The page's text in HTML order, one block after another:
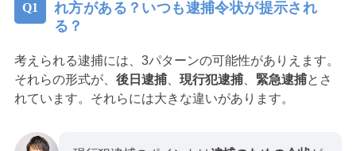
れ方がある？いつも逮捕令状が提示され
る？
考えられる逮捕には、3パターンの可能性がありえます。
それらの形式が、 後日逮捕、 現行犯逮捕、 緊急逮捕とさ
れています。それらには大きな違いがあります。